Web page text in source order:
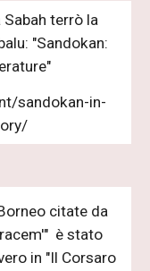
terrò la
"Sandokan:
sandokan-in-
citate da
è stato
in "Il Corsaro